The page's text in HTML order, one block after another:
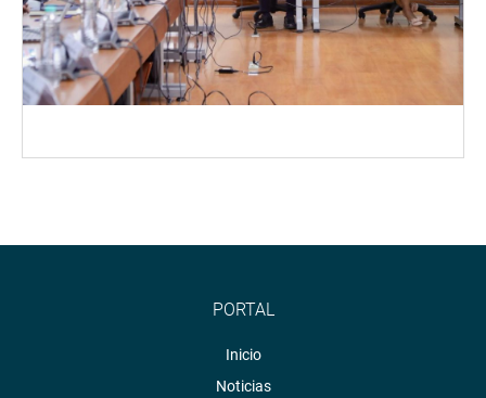
PORTAL
Inicio
Noticias